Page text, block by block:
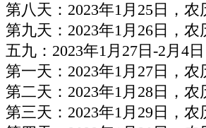
第八天：2023年1月25日，农
第九天：2023年1月26日，农
五九：2023年1月27日-2月4日
第一天：2023年1月27日，农
第二天：2023年1月28日，农
第三天：2023年1月29日，农